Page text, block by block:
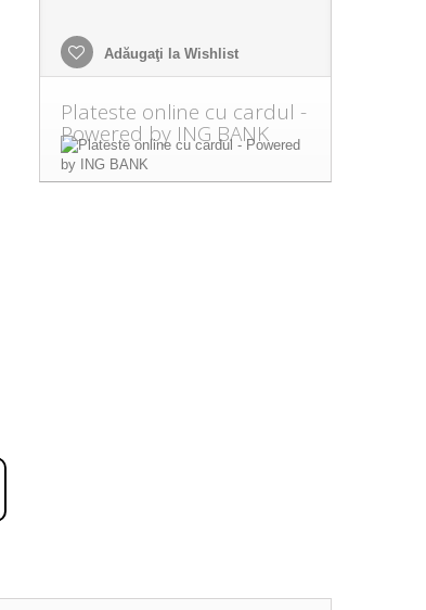
Adăugaţi la Wishlist
Plateste online cu cardul -
Powered by ING BANK